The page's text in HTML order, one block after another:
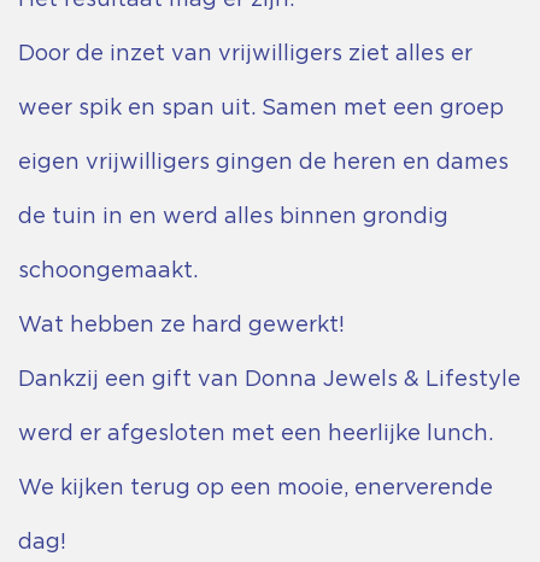
Door de inzet van vrijwilligers ziet alles er
weer spik en span uit. Samen met een groep
eigen vrijwilligers gingen de heren en dames
de tuin in en werd alles binnen grondig
schoongemaakt.
Wat hebben ze hard gewerkt!
Dankzij een gift van Donna Jewels & Lifestyle
werd er afgesloten met een heerlijke lunch.
We kijken terug op een mooie, enerverende
dag!